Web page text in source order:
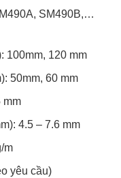
SM490B,…
100mm, 120 mm
50mm, 60 mm
mm
4.5 – 7.6 mm
m
yêu cầu)